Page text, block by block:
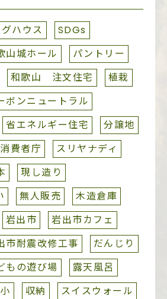
ハウス
SDGs
山城ホール
パントリー
和歌山 注文住宅
植栽
ボンニュートラル
省エネルギー住宅
分譲地
消費者庁
スリヤナディ
現し造り
無人販売
木造倉庫
岩出市
岩出市カフェ
市耐震改修工事
だんじり
もの遊び場
露天風呂
収納
スイスウォール